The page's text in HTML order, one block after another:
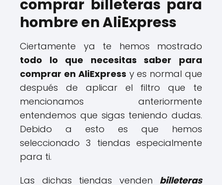
comprar billeteras para
hombre en AliExpress
Ciertamente ya te hemos mostrado
todo lo que necesitas saber para
comprar en AliExpress y es normal que
después de aplicar el filtro que te
mencionamos anteriormente
entendemos que sigas teniendo dudas.
Debido a esto es que hemos
seleccionado 3 tiendas especialmente
para ti.
Las dichas tiendas venden billeteras